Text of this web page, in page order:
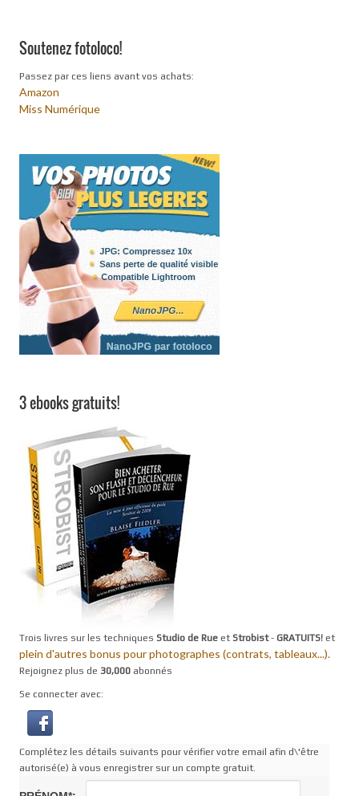
Soutenez fotoloco!
Passez par ces liens avant vos achats:
Amazon
Miss Numérique
3 ebooks gratuits!
Trois livres sur les techniques Studio de Rue et Strobist- GRATUITS! et
plein d'autres bonus pour photographes (contrats, tableaux...).
Rejoignez plus de 30,000 abonnés
Se connecter avec:
Complétez les détails suivants pour vérifier votre email afin d\'être
autorisé(e) à vous enregistrer sur un compte gratuit.